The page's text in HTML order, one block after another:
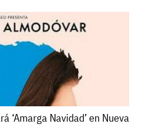
‘Amarga Navidad’ en Nueva